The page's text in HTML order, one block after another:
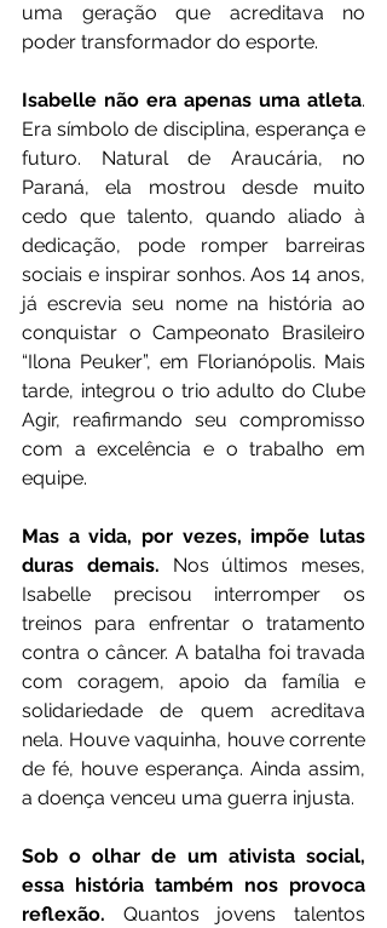
uma geração que acreditava no
poder transformador do esporte.
Isabelle não era apenas uma atleta.
Era símbolo de disciplina, esperança e
futuro. Natural de Araucária, no
Paraná, ela mostrou desde muito
cedo que talento, quando aliado à
dedicação, pode romper barreiras
sociais e inspirar sonhos. Aos 14 anos,
já escrevia seu nome na história ao
conquistar o Campeonato Brasileiro
“Ilona Peuker”, em Florianópolis. Mais
tarde, integrou o trio adulto do Clube
Agir, reafirmando seu compromisso
com a excelência e o trabalho em
equipe.
Mas a vida, por vezes, impõe lutas
duras demais. Nos últimos meses,
Isabelle precisou interromper os
treinos para enfrentar o tratamento
contra o câncer. A batalha foi travada
com coragem, apoio da família e
solidariedade de quem acreditava
nela. Houve vaquinha, houve corrente
de fé, houve esperança. Ainda assim,
a doença venceu uma guerra injusta.
Sob o olhar de um ativista social,
essa história também nos provoca
reflexão. Quantos jovens talentos